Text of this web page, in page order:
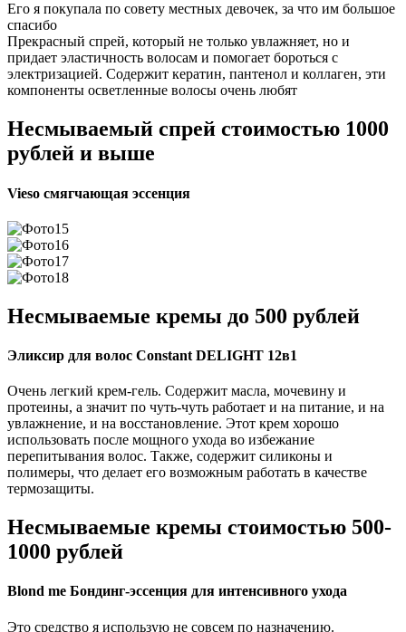
Его я покупала по совету местных девочек, за что им большое
спасибо
Прекрасный спрей, который не только увлажняет, но и
придает эластичность волосам и помогает бороться с
электризацией. Содержит кератин, пантенол и коллаген, эти
компоненты осветленные волосы очень любят
Несмываемый спрей стоимостью 1000
рублей и выше
Vieso смягчающая эссенция
Несмываемые кремы до 500 рублей
Эликсир для волос Constant DELIGHT 12в1
Очень легкий крем-гель. Содержит масла, мочевину и
протеины, а значит по чуть-чуть работает и на питание, и на
увлажнение, и на восстановление. Этот крем хорошо
использовать после мощного ухода во избежание
перепитывания волос. Также, содержит силиконы и
полимеры, что делает его возможным работать в качестве
термозащиты.
Несмываемые кремы стоимостью 500-
1000 рублей
Blond me Бондинг-эссенция для интенсивного ухода
Это средство я использую не совсем по назначению.